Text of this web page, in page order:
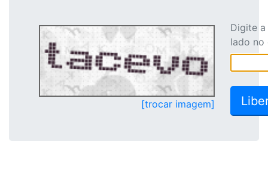
[trocar imagem]
Digite
lado no